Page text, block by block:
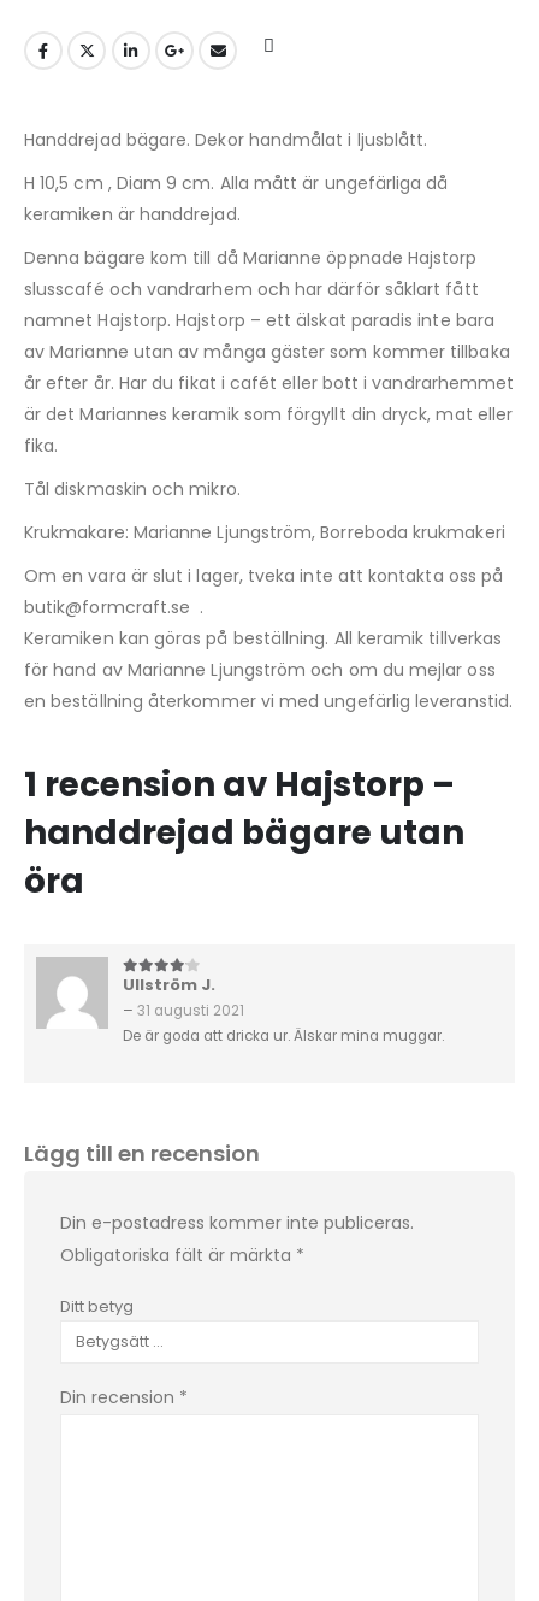
Handdrejad bägare. Dekor handmålat i ljusblått.
H 10,5 cm , Diam 9 cm. Alla mått är ungefärliga då
keramiken är handdrejad.
Denna bägare kom till då Marianne öppnade Hajstorp
slusscafé och vandrarhem och har därför såklart fått
namnet Hajstorp. Hajstorp – ett älskat paradis inte bara
av Marianne utan av många gäster som kommer tillbaka
år efter år. Har du fikat i cafét eller bott i vandrarhemmet
är det Mariannes keramik som förgyllt din dryck, mat eller
fika.
Tål diskmaskin och mikro.
Krukmakare: Marianne Ljungström, Borreboda krukmakeri
Om en vara är slut i lager, tveka inte att kontakta oss på
butik@formcraft.se .
Keramiken kan göras på beställning. All keramik tillverkas
för hand av Marianne Ljungström och om du mejlar oss
en beställning återkommer vi med ungefärlig leveranstid.
1 recension av Hajstorp –
handdrejad bägare utan
öra
4 av 5
Ullström J.
– 31 augusti 2021
De är goda att dricka ur. Älskar mina muggar.
Lägg till en recension
Din e-postadress kommer inte publiceras.
Obligatoriska fält är märkta *
Ditt betyg
Din recension *